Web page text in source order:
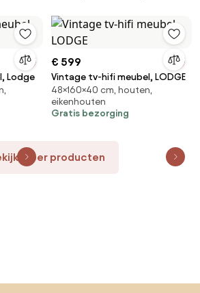
Lodge
€ 599
Vintage tv-hifi meubel, LODGE
48×160×40 cm, houten,
eikenhouten
Gratis bezorging
meer producten